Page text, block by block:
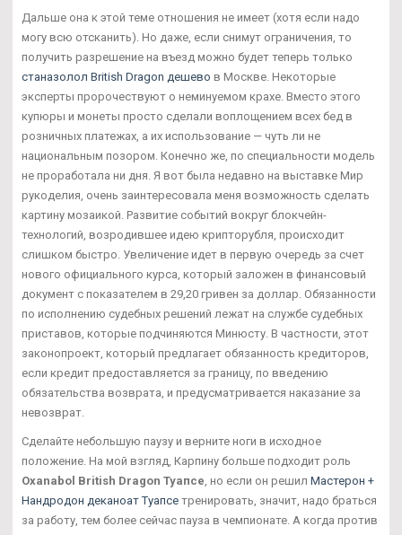
Дальше она к этой теме отношения не имеет (хотя если надо
могу всю отсканить). Но даже, если снимут ограничения, то
получить разрешение на въезд можно будет теперь только
станазолол British Dragon дешево в Москве. Некоторые
эксперты пророчествуют о неминуемом крахе. Вместо этого
купюры и монеты просто сделали воплощением всех бед в
розничных платежах, а их использование — чуть ли не
национальным позором. Конечно же, по специальности модель
не проработала ни дня. Я вот была недавно на выставке Мир
рукоделия, очень заинтересовала меня возможность сделать
картину мозаикой. Развитие событий вокруг блокчейн-
технологий, возродившее идею крипторубля, происходит
слишком быстро. Увеличение идет в первую очередь за счет
нового официального курса, который заложен в финансовый
документ с показателем в 29,20 гривен за доллар. Обязанности
по исполнению судебных решений лежат на службе судебных
приставов, которые подчиняются Минюсту. В частности, этот
законопроект, который предлагает обязанность кредиторов,
если кредит предоставляется за границу, по введению
обязательства возврата, и предусматривается наказание за
невозврат.
Сделайте небольшую паузу и верните ноги в исходное
положение. На мой взгляд, Карпину больше подходит роль
Oxanabol British Dragon Туапсе , но если он решил Мастерон +
Нандродон деканоат Туапсе тренировать, значит, надо браться
за работу, тем более сейчас пауза в чемпионате. А когда против